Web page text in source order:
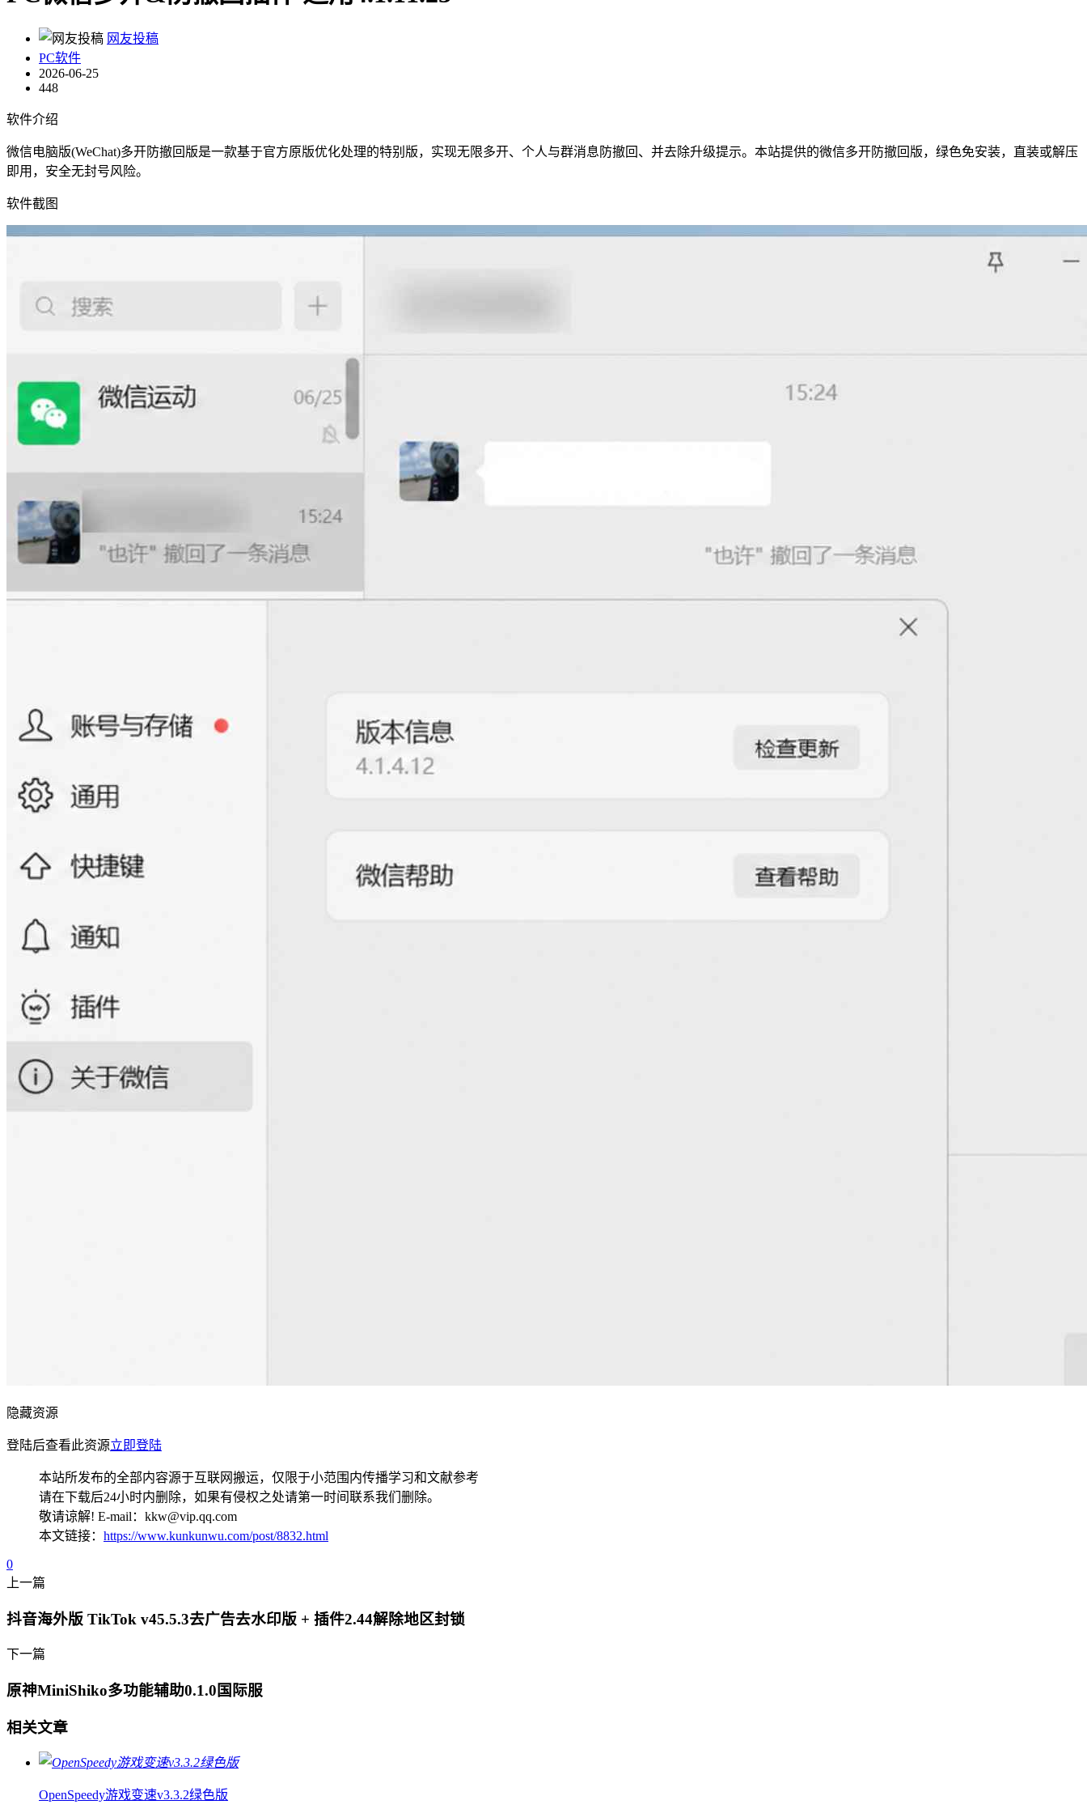
网友投稿
PC软件
2026-06-25
448
软件介绍
微信电脑版(WeChat)多开防撤回版是一款基于官方原版优化处理的特别版，实现无限多开、个人与群消息防撤回、并去除升级提示。本站提供的微信多开防撤回版，绿色免安装，直装或解压
即用，安全无封号风险。
软件截图
隐藏资源
登陆后查看此资源立即登陆
本站所发布的全部内容源于互联网搬运，仅限于小范围内传播学习和文献参考
请在下载后24小时内删除，如果有侵权之处请第一时间联系我们删除。
敬请谅解! E-mail：kkw@vip.qq.com
本文链接： https://www.kunkunwu.com/post/8832.html
0
上一篇
抖音海外版 TikTok v45.5.3去广告去水印版 + 插件2.44解除地区封锁
下一篇
原神MiniShiko多功能辅助0.1.0国际服
相关文章
OpenSpeedy游戏变速v3.3.2绿色版